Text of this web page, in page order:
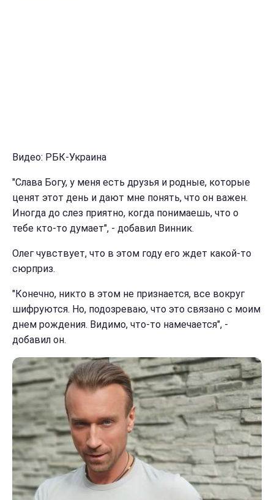
Видео: РБК-Украина
"Слава Богу, у меня есть друзья и родные, которые
ценят этот день и дают мне понять, что он важен.
Иногда до слез приятно, когда понимаешь, что о
тебе кто-то думает", - добавил Винник.
Олег чувствует, что в этом году его ждет какой-то
сюрприз.
"Конечно, никто в этом не признается, все вокруг
шифруются. Но, подозреваю, что это связано с моим
днем рождения. Видимо, что-то намечается", -
добавил он.